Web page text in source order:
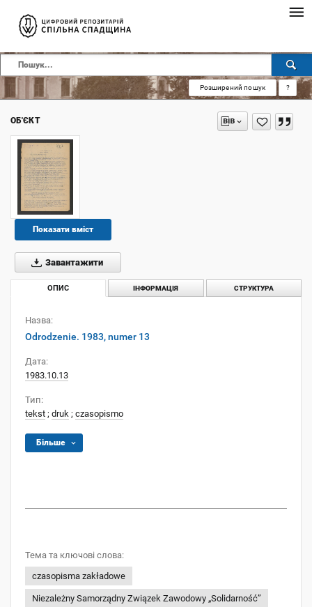
Розширений пошук ?
ОБ'ЄКТ
Показати вміст
Завантажити
ОПИС ІНФОРМАЦІЯ СТРУКТУРА
Назва:
Odrodzenie. 1983, numer 13
Дата:
1983.10.13
Тип:
tekst ; druk ; czasopismo
Більше
Тема та ключові слова:
czasopisma zakładowe
Niezależny Samorządny Związek Zawodowy „Solidarność”